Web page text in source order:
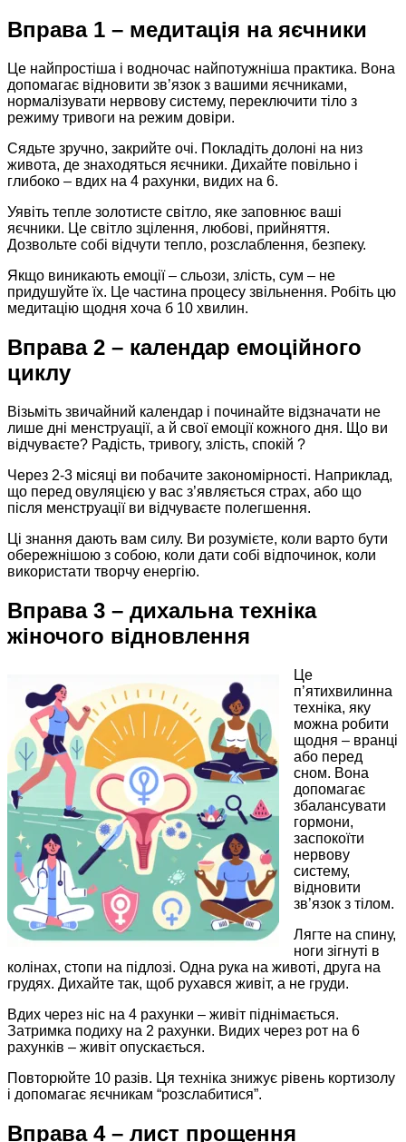
Вправа 1 – медитація на яєчники
Це найпростіша і водночас найпотужніша практика. Вона
допомагає відновити зв’язок з вашими яєчниками,
нормалізувати нервову систему, переключити тіло з
режиму тривоги на режим довіри.​
Сядьте зручно, закрийте очі. Покладіть долоні на низ
живота, де знаходяться яєчники. Дихайте повільно і
глибоко – вдих на 4 рахунки, видих на 6.​
Уявіть тепле золотисте світло, яке заповнює ваші
яєчники. Це світло зцілення, любові, прийняття.
Дозвольте собі відчути тепло, розслаблення, безпеку.​
Якщо виникають емоції – сльози, злість, сум – не
придушуйте їх. Це частина процесу звільнення. Робіть цю
медитацію щодня хоча б 10 хвилин.​
Вправа 2 – календар емоційного
циклу
Візьміть звичайний календар і починайте відзначати не
лише дні менструації, а й свої емоції кожного дня. Що ви
відчуваєте? Радість, тривогу, злість, спокій ?
Через 2-3 місяці ви побачите закономірності. Наприклад,
що перед овуляцією у вас з’являється страх, або що
після менструації ви відчуваєте полегшення.
Ці знання дають вам силу. Ви розумієте, коли варто бути
обережнішою з собою, коли дати собі відпочинок, коли
використати творчу енергію.
Вправа 3 – дихальна техніка
жіночого відновлення
Це
п’ятихвилинна
техніка, яку
можна робити
щодня – вранці
або перед
сном. Вона
допомагає
збалансувати
гормони,
заспокоїти
нервову
систему,
відновити
зв’язок з тілом.​
Лягте на спину,
ноги зігнуті в
колінах, стопи на підлозі. Одна рука на животі, друга на
грудях. Дихайте так, щоб рухався живіт, а не груди.​
Вдих через ніс на 4 рахунки – живіт піднімається.
Затримка подиху на 2 рахунки. Видих через рот на 6
рахунків – живіт опускається.​
Повторюйте 10 разів. Ця техніка знижує рівень кортизолу
і допомагає яєчникам “розслабитися”.
Вправа 4 – лист прощення